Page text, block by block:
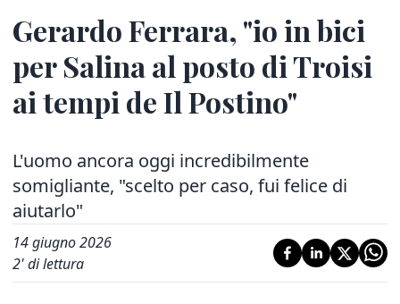
Gerardo Ferrara, "io in bici
per Salina al posto di Troisi
ai tempi de Il Postino"
L'uomo ancora oggi incredibilmente
somigliante, "scelto per caso, fui felice di
aiutarlo"
14 giugno 2026
2' di lettura